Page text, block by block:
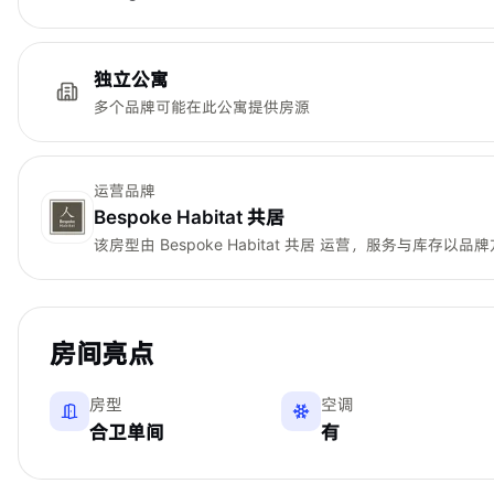
独立公寓
多个品牌可能在此公寓提供房源
运营品牌
Bespoke Habitat 共居
该房型由 Bespoke Habitat 共居 运营，服务与库存以品牌
房间亮点
房型
合卫单间
空调
有